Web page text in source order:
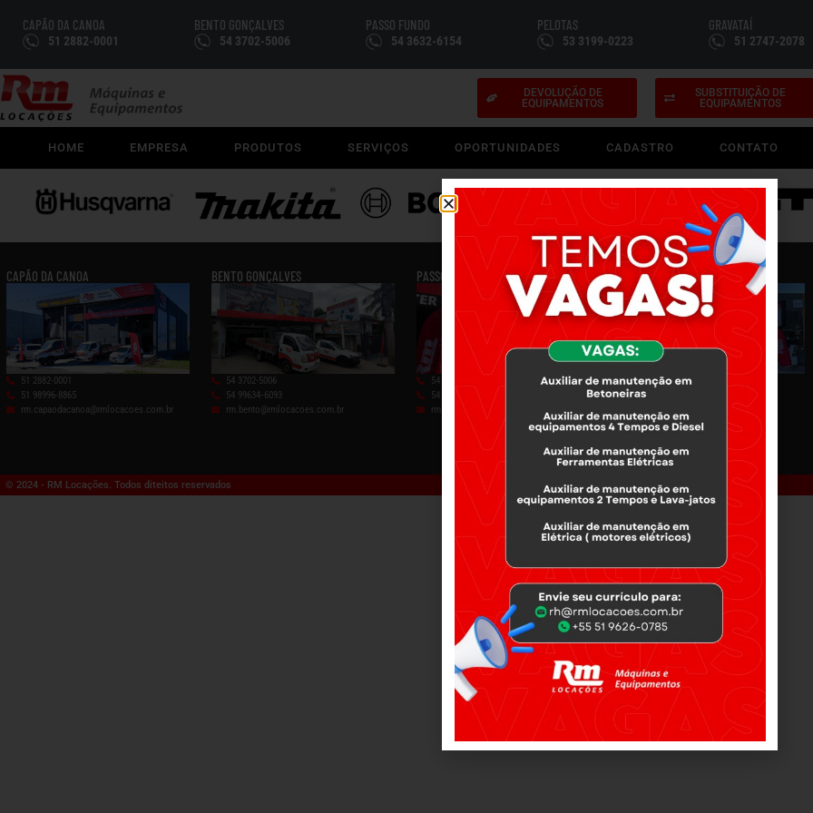
CAPÃO DA CANOA
51 2882-0001
BENTO GONÇALVES
54 3702-5006
PASSO FUNDO
54 3632-6154
PELOTAS
53 3199-0223
GRAVATAÍ
51 2747-2078
DEVOLUÇÃO DE
EQUIPAMENTOS
SUBSTITUIÇÃO DE
EQUIPAMENTOS
HOME EMPRESA PRODUTOS SERVIÇOS OPORTUNIDADES CADASTRO CONTATO
CAPÃO DA CANOA
51 2882-0001
51 98996-8865
rm.capaodacanoa@rmlocacoes.com.br
BENTO GONÇALVES
54 3702-5006
54 99634‑6093‬
rm.bento@rmlocacoes.com.br
PASSO FUNDO
54 3632-6154
54 99950-0052
rm.passofundo@rmlocacoes.com.br
PELOTAS
53 3199-0223
53 99704-5635
4567 891011
© 2024 - RM Locações. Todos diteitos reservados